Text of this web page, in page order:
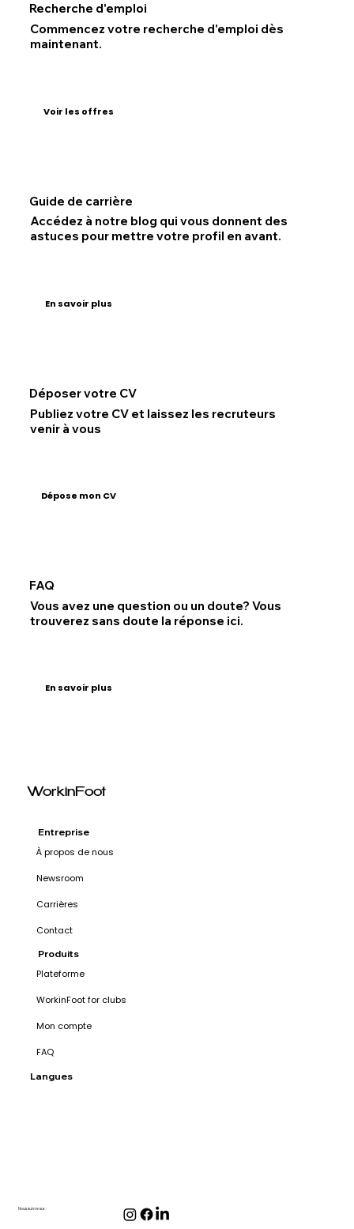
Recherche d'emploi
Commencez votre recherche d'emploi dès
maintenant.
Voir les offres
Guide de carrière
Accédez à notre blog qui vous donnent des
astuces pour mettre votre profil en avant.
En savoir plus
Déposer votre CV
Publiez votre CV et laissez les recruteurs
venir à vous
Dépose mon CV
FAQ
Vous avez une question ou un doute? Vous
trouverez sans doute la réponse ici.
En savoir plus
WorkinFoot
Entreprise
À propos de nous
Newsroom
Carrières
Contact
Produits
Plateforme
WorkinFoot for clubs
Mon compte
FAQ
Langues
Nous suivre sur :